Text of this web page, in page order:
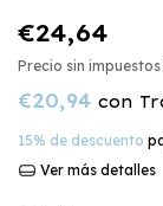
€24,64
Precio sin impuestos
€20,94 con
15% de descuento
Ver más detalles